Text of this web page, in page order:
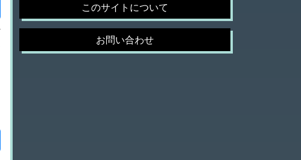
このサイトについて
お問い合わせ